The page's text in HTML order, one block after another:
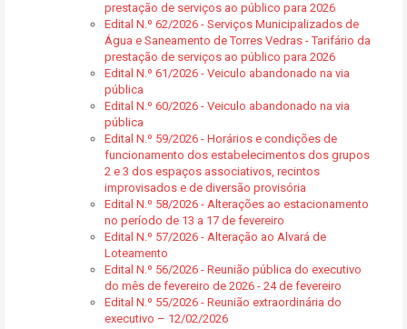
prestação de serviços ao público para 2026
Edital N.º 62/2026 - Serviços Municipalizados de
Água e Saneamento de Torres Vedras - Tarifário da
prestação de serviços ao público para 2026
Edital N.º 61/2026 - Veiculo abandonado na via
pública
Edital N.º 60/2026 - Veiculo abandonado na via
pública
Edital N.º 59/2026 - Horários e condições de
funcionamento dos estabelecimentos dos grupos
2 e 3 dos espaços associativos, recintos
improvisados e de diversão provisória
Edital N.º 58/2026 - Alterações ao estacionamento
no período de 13 a 17 de fevereiro
Edital N.º 57/2026 - Alteração ao Alvará de
Loteamento
Edital N.º 56/2026 - Reunião pública do executivo
do mês de fevereiro de 2026 - 24 de fevereiro
Edital N.º 55/2026 - Reunião extraordinária do
executivo – 12/02/2026